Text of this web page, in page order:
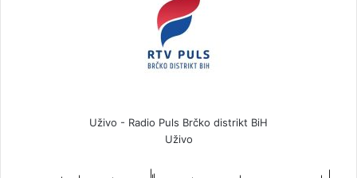
Uživo - Radio Puls Brčko distrikt BiH
Uživo